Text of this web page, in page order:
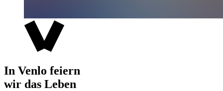
In Venlo feiern
wir das Leben